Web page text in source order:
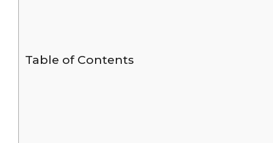
Table of Contents